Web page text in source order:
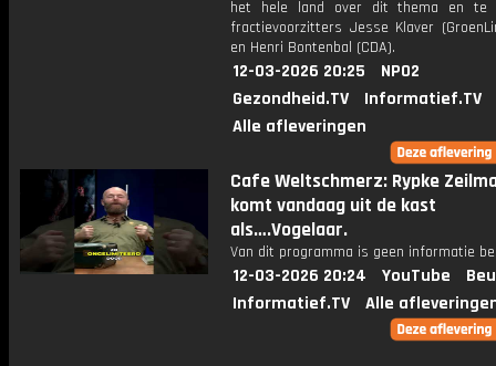
het hele land over dit thema en te
fractievoorzitters Jesse Klaver
en Henri Bontenbal (CDA).
12-03-2026 20:25
NPO2
Gezondheid.TV
Informatief.TV
Alle afleveringen
Cafe Weltschmerz: Rypke
komt vandaag uit de kast
als….Vogelaar.
Van dit programma is geen informatie
12-03-2026 20:24 YouTube
Informatief.TV
Alle